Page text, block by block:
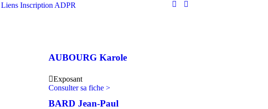
Liens Inscription ADPR
AUBOURG Karole
Exposant
Consulter sa fiche >
BARD Jean-Paul